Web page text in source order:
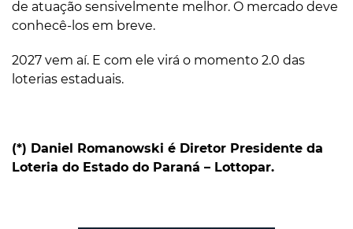
de atuação sensivelmente melhor. O mercado deve
conhecê-los em breve.
2027 vem aí. E com ele virá o momento 2.0 das
loterias estaduais.
(*) Daniel Romanowski é Diretor Presidente da
Loteria do Estado do Paraná – Lottopar.